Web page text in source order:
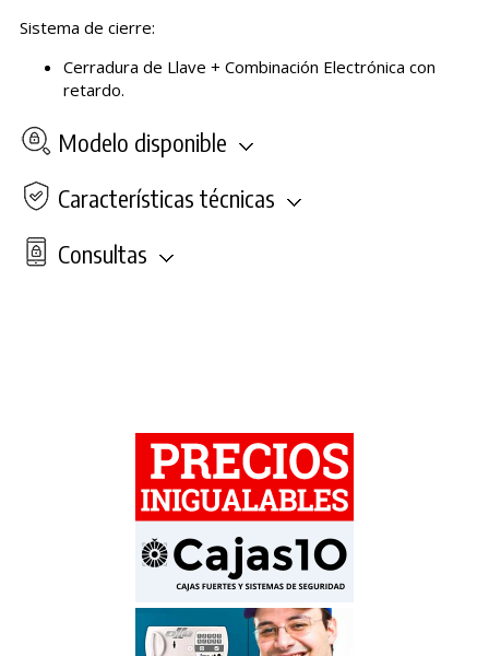
Sistema de cierre:
Cerradura de Llave + Combinación Electrónica con
retardo.
Modelo disponible
Características técnicas
Consultas